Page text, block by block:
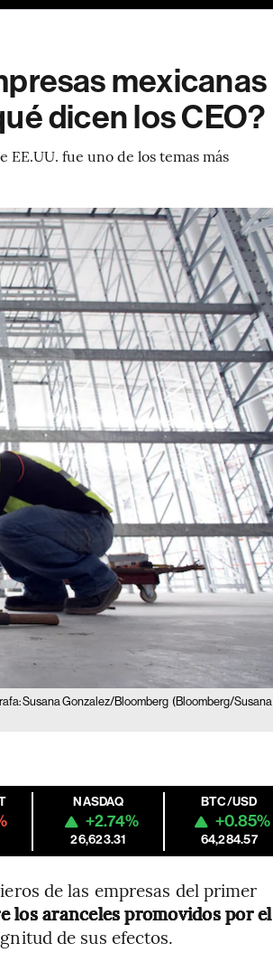
mexicanas
dicen los CEO?
fue uno de los temas más
Susana Gonzalez/Bloomberg (Bloomberg/Susana
NASDAQ
+2.74%
26,623.31
BTC/USD
+0.85%
64,284.57
de las empresas del primer
los aranceles promovidos por el
de sus efectos.